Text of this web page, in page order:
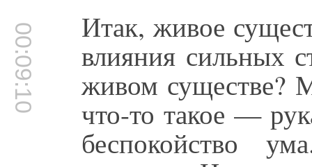
00:09:10 Итак, живое
влияния сильных
живом существе?
что-то такое —
беспокойство